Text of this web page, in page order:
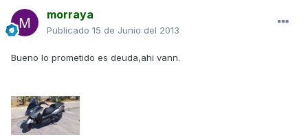
morraya
Publicado 15 de Junio del 2013
Bueno lo prometido es deuda,ahi vann.